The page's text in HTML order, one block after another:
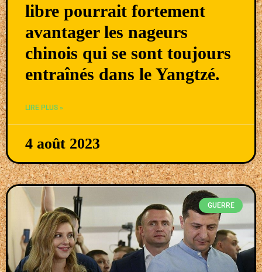
libre pourrait fortement
avantager les nageurs
chinois qui se sont toujours
entraînés dans le Yangtzé.
LIRE PLUS »
4 août 2023
GUERRE